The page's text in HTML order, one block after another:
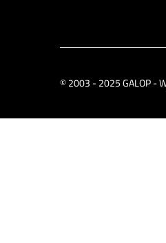
© 2003 - 2025 GALOP -